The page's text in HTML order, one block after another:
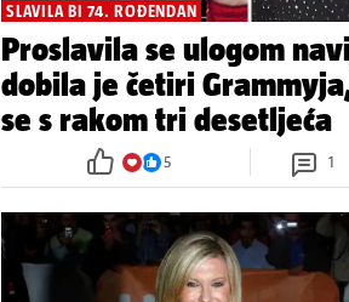
SLAVILA BI 74. ROĐENDAN
Proslavila se ulogom
dobila je četiri
se s rakom tri desetljeća
5 1